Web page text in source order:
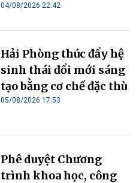
04/08/2026 22:42
Hải Phòng thúc đẩy hệ
sinh thái đổi mới sáng
tạo bằng cơ chế đặc thù
05/08/2026 17:53
Phê duyệt Chương
trình khoa học, công